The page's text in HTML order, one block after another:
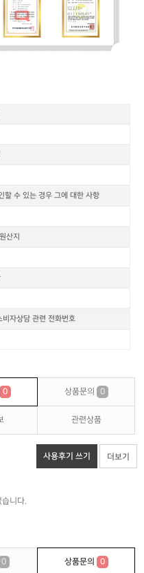
할 수 있는 경우 그에 대한 사항
산지
자상담 관련 전화번호
0 상품문의 0
관련상품
사용후기 쓰기 더보기
니다.
0 상품문의 0